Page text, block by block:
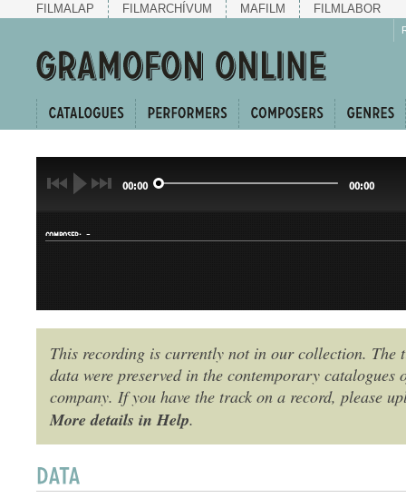
FILMALAP FILMARCHÍVUM MAFILM FILMLABOR
00:00 00:00
COMPOSER: -
GENRE:
This recording is currently not in our collection. The
data were preserved in the contemporary catalogues
company. If you have the track on a record, please
More details in Help.